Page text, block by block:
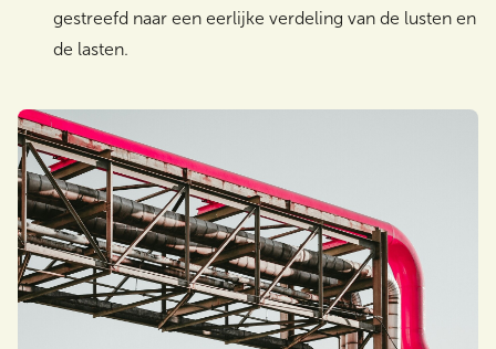
gestreefd naar een eerlijke verdeling van de lusten en
de lasten.